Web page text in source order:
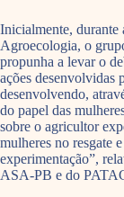
Inicialmente, durante
Agroecologia, o
propunha a levar o
ações desenvolvidas
desenvolvendo,
do papel das
sobre o agricultor
mulheres no resgate
experimentação”,
ASA-PB e do